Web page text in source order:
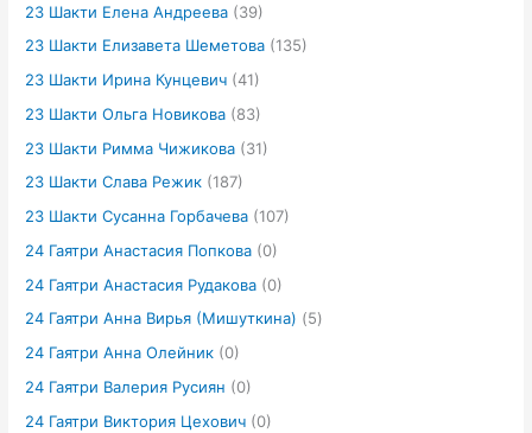
23 Шакти Елена Андреева (39)
23 Шакти Елизавета Шеметова (135)
23 Шакти Ирина Кунцевич (41)
23 Шакти Ольга Новикова (83)
23 Шакти Римма Чижикова (31)
23 Шакти Слава Режик (187)
23 Шакти Сусанна Горбачева (107)
24 Гаятри Анастасия Попкова (0)
24 Гаятри Анастасия Рудакова (0)
24 Гаятри Анна Вирья (Мишуткина) (5)
24 Гаятри Анна Олейник (0)
24 Гаятри Валерия Русиян (0)
24 Гаятри Виктория Цехович (0)